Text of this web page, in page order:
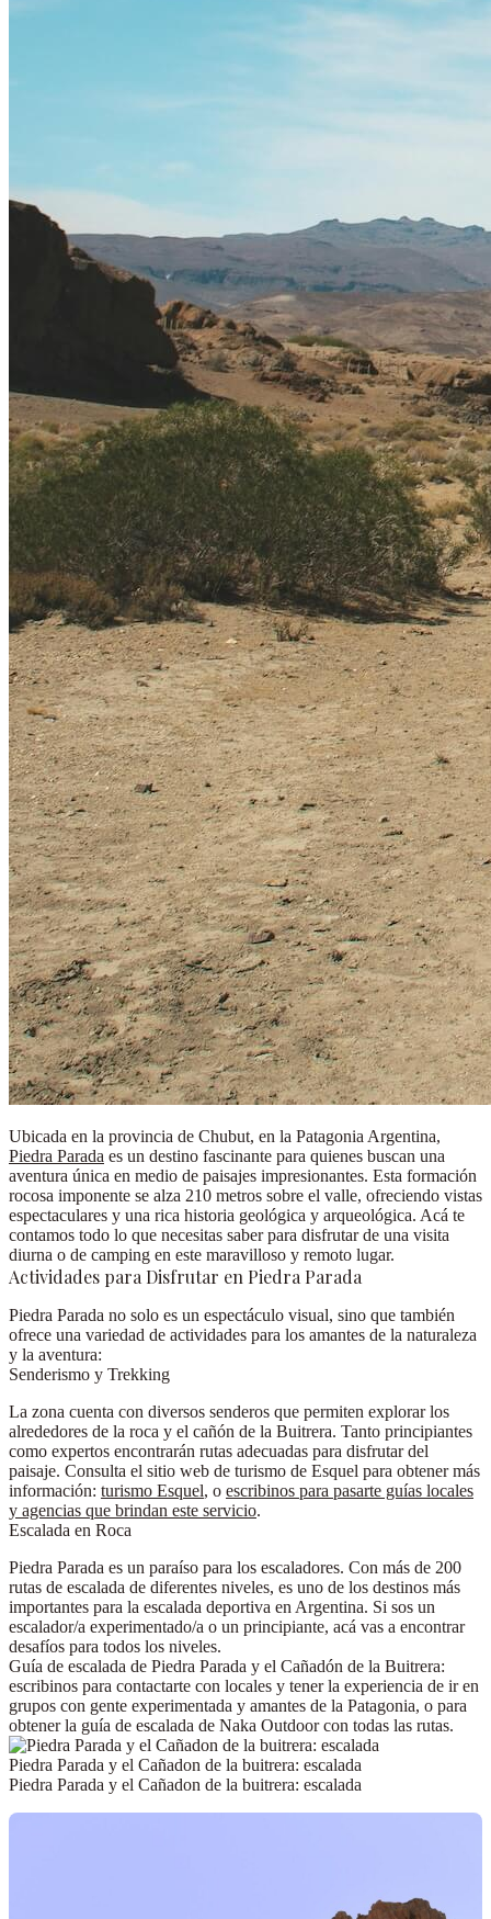
Ubicada en la provincia de Chubut, en la Patagonia Argentina,
Piedra Parada es un destino fascinante para quienes buscan una
aventura única en medio de paisajes impresionantes. Esta formación
rocosa imponente se alza 210 metros sobre el valle, ofreciendo vistas
espectaculares y una rica historia geológica y arqueológica. Acá te
contamos todo lo que necesitas saber para disfrutar de una visita
diurna o de camping en este maravilloso y remoto lugar.
Actividades para Disfrutar en Piedra Parada
Piedra Parada no solo es un espectáculo visual, sino que también
ofrece una variedad de actividades para los amantes de la naturaleza
y la aventura:
Senderismo y Trekking
La zona cuenta con diversos senderos que permiten explorar los
alrededores de la roca y el cañón de la Buitrera. Tanto principiantes
como expertos encontrarán rutas adecuadas para disfrutar del
paisaje. Consulta el sitio web de turismo de Esquel para obtener más
información: turismo Esquel, o escribinos para pasarte guías locales
y agencias que brindan este servicio.
Escalada en Roca
Piedra Parada es un paraíso para los escaladores. Con más de 200
rutas de escalada de diferentes niveles, es uno de los destinos más
importantes para la escalada deportiva en Argentina. Si sos un
escalador/a experimentado/a o un principiante, acá vas a encontrar
desafíos para todos los niveles.
Guía de escalada de Piedra Parada y el Cañadón de la Buitrera:
escribinos para contactarte con locales y tener la experiencia de ir en
grupos con gente experimentada y amantes de la Patagonia, o para
obtener la guía de escalada de Naka Outdoor con todas las rutas.
Piedra Parada y el Cañadon de la buitrera: escalada
Piedra Parada y el Cañadon de la buitrera: escalada